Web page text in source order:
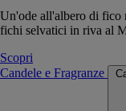
Un'ode all'albero di fico
fichi selvatici in riva al
Scopri
Candele e Fragranze